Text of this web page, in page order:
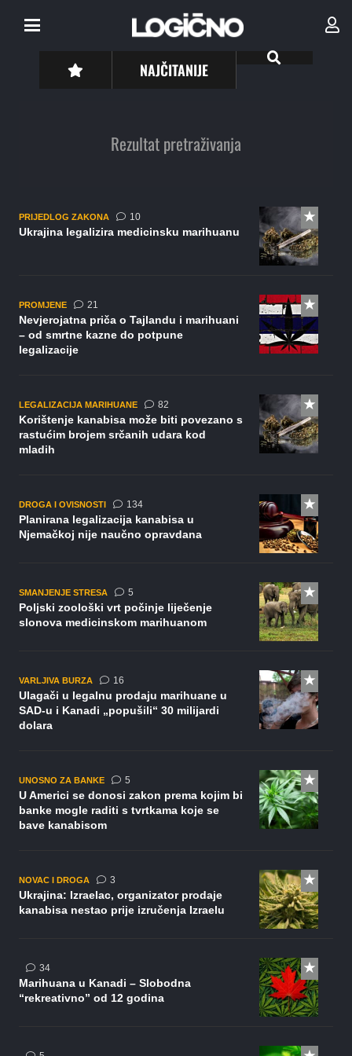
NAJČITANIJE
Rezultat pretraživanja
PRIJEDLOG ZAKONA 10komentara
Ukrajina legalizira medicinsku marihuanu
PROMJENE 21
Nevjerojatna priča o Tajlandu i marihuani
– od smrtne kazne do potpune
legalizacije
LEGALIZACIJA MARIHUANE 82komentara
Korištenje kanabisa može biti povezano s
rastućim brojem srčanih udara kod
mladih
DROGA I OVISNOSTI 134komentara
Planirana legalizacija kanabisa u
Njemačkoj nije naučno opravdana
SMANJENJE STRESA 5komentara
Poljski zoološki vrt počinje liječenje
slonova medicinskom marihuanom
VARLJIVA BURZA 16komentara
Ulagači u legalnu prodaju marihuane u
SAD-u i Kanadi „popušili“ 30 milijardi
dolara
UNOSNO ZA BANKE 5komentara
U Americi se donosi zakon prema kojim bi
banke mogle raditi s tvrtkama koje se
bave kanabisom
NOVAC I DROGA 3komentara
Ukrajina: Izraelac, organizator prodaje
kanabisa nestao prije izručenja Izraelu
34komentara
Marihuana u Kanadi – Slobodna
“rekreativno” od 12 godina